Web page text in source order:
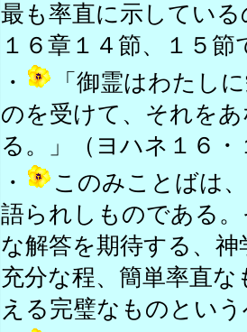
最も率直に示してい
１６章１４節、１５節
・
「御霊はわたし
のを受けて、それを
る。」（ヨハネ１６・
・
このみことばは
語られしものである
な解答を期待する、
充分な程、簡単率直
える完璧なものとい